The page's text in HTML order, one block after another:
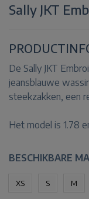
Sally JKT
De Sally JKT
jeansblauwe
steekzakken, een
Het model is 1.78
BESCHIKBARE
XS S M